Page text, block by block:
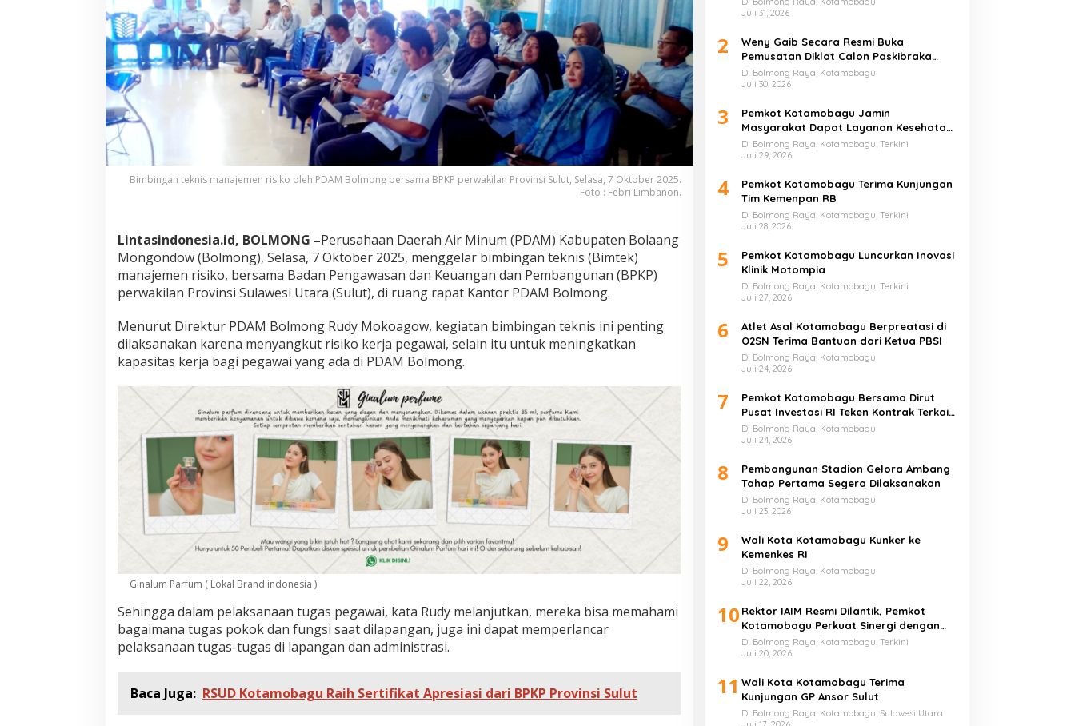
l
a
r
B
i
m
e
M
n
m
n
R
s
k
o
Bimbingan teknis manajemen risiko oleh PDAM Bolmong bersama BPKP perwakilan Provinsi Sulut, Selasa, 7 Oktober 2025.
Foto : Febri Limbanon.
Lintasindonesia.id, BOLMONG –Perusahaan Daerah Air Minum (PDAM) Kabupaten Bolaang
Mongondow (Bolmong), Selasa, 7 Oktober 2025, menggelar bimbingan teknis (Bimtek)
manajemen risiko, bersama Badan Pengawasan dan Keuangan dan Pembangunan (BPKP)
perwakilan Provinsi Sulawesi Utara (Sulut), di ruang rapat Kantor PDAM Bolmong.
Menurut Direktur PDAM Bolmong Rudy Mokoagow, kegiatan bimbingan teknis ini penting
dilaksanakan karena menyangkut risiko kerja pegawai, selain itu untuk meningkatkan
kapasitas kerja bagi pegawai yang ada di PDAM Bolmong.
Ginalum Parfum ( Lokal Brand indonesia )
Sehingga dalam pelaksanaan tugas pegawai, kata Rudy melanjutkan, mereka bisa memahami
bagaimana tugas pokok dan fungsi saat dilapangan, juga ini dapat memperlancar
pelaksanaan tugas-tugas di lapangan dan administrasi.
Baca Juga: RSUD Kotamobagu Raih Sertifikat Apresiasi dari BPKP Provinsi Sulut
Juli 31, 2026
2
Weny Gaib Secara Resmi Buka
Pemusatan Diklat Calon Paskibraka
Kotamobagu
Di Bolmong Raya, Kotamobagu
Juli 30, 2026
3
Pemkot Kotamobagu Jamin
Masyarakat Dapat Layanan Kesehatan
Gratis
Di Bolmong Raya, Kotamobagu, Terkini
Juli 29, 2026
4
Pemkot Kotamobagu Terima Kunjungan
Tim Kemenpan RB
Di Bolmong Raya, Kotamobagu, Terkini
Juli 28, 2026
5
Pemkot Kotamobagu Luncurkan Inovasi
Klinik Motompia
Di Bolmong Raya, Kotamobagu, Terkini
Juli 27, 2026
6
Atlet Asal Kotamobagu Berpreatasi di
O2SN Terima Bantuan dari Ketua PBSI
Di Bolmong Raya, Kotamobagu
Juli 24, 2026
7
Pemkot Kotamobagu Bersama Dirut
Pusat Investasi RI Teken Kontrak Terkait
UMKM
Di Bolmong Raya, Kotamobagu
Juli 24, 2026
8
Pembangunan Stadion Gelora Ambang
Tahap Pertama Segera Dilaksanakan
Di Bolmong Raya, Kotamobagu
Juli 23, 2026
9
Wali Kota Kotamobagu Kunker ke
Kemenkes RI
Di Bolmong Raya, Kotamobagu
Juli 22, 2026
10 Rektor IAIM Resmi Dilantik, Pemkot
Kotamobagu Perkuat Sinergi dengan
Perguruan Tinggi
Di Bolmong Raya, Kotamobagu, Terkini
Juli 20, 2026
11 Wali Kota Kotamobagu Terima
Kunjungan GP Ansor Sulut
Di Bolmong Raya, Kotamobagu, Sulawesi Utara